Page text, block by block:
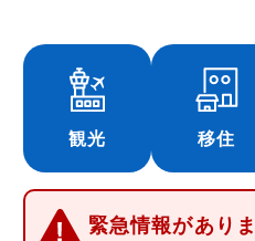
観光 移住
緊急情報があり